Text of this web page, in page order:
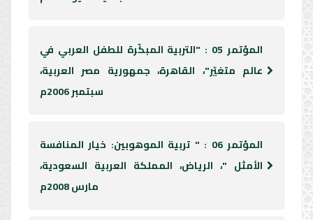
المؤتمر 05 : "التربية المبكّرة للطفل العربي في
عالم متغيّر"، القاهرة، جمهورية مصر العربية،
سبتمبر 2006م
المؤتمر 06 : " تربية الموهوبين: خيار المنافسة
الأمثل "، الرياض، المملكة العربية السعودية،
مارس 2008م